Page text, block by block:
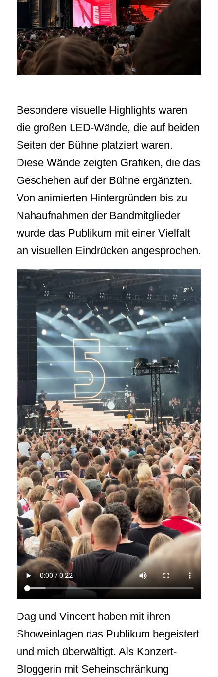
Besondere visuelle Highlights waren
die großen LED-Wände, die auf beiden
Seiten der Bühne platziert waren.
Diese Wände zeigten Grafiken, die das
Geschehen auf der Bühne ergänzten.
Von animierten Hintergründen bis zu
Nahaufnahmen der Bandmitglieder
wurde das Publikum mit einer Vielfalt
an visuellen Eindrücken angesprochen.
Dag und Vincent haben mit ihren
Showeinlagen das Publikum begeistert
und mich überwältigt. Als Konzert-
Bloggerin mit Seheinschränkung